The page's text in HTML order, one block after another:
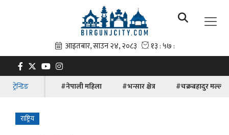
ट्रेन्डिङ #नेपाली महिला #भन्सार क्षेत्र #चक्रबहादुर मल्ल
राष्ट्रिय